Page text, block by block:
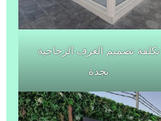
تكلفة تصميم الغرف الزجاجية
بجدة